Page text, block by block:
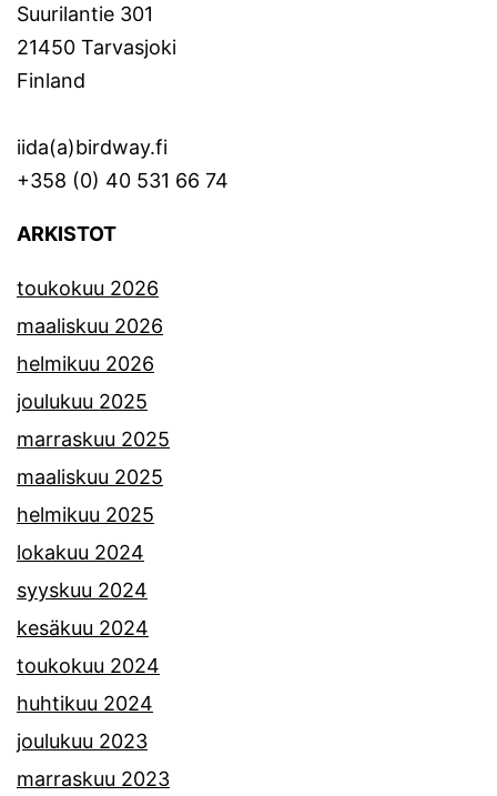
Suurilantie 301
21450 Tarvasjoki
Finland
iida(a)birdway.fi
+358 (0) 40 531 66 74
ARKISTOT
toukokuu 2026
maaliskuu 2026
helmikuu 2026
joulukuu 2025
marraskuu 2025
maaliskuu 2025
helmikuu 2025
lokakuu 2024
syyskuu 2024
kesäkuu 2024
toukokuu 2024
huhtikuu 2024
joulukuu 2023
marraskuu 2023